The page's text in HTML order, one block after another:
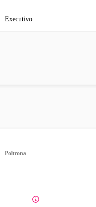
Executivo
Poltrona